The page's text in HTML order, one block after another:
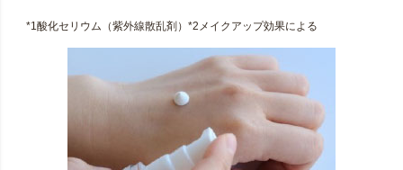
*1酸化セリウム（紫外線散乱剤）*2メイクアップ効果による